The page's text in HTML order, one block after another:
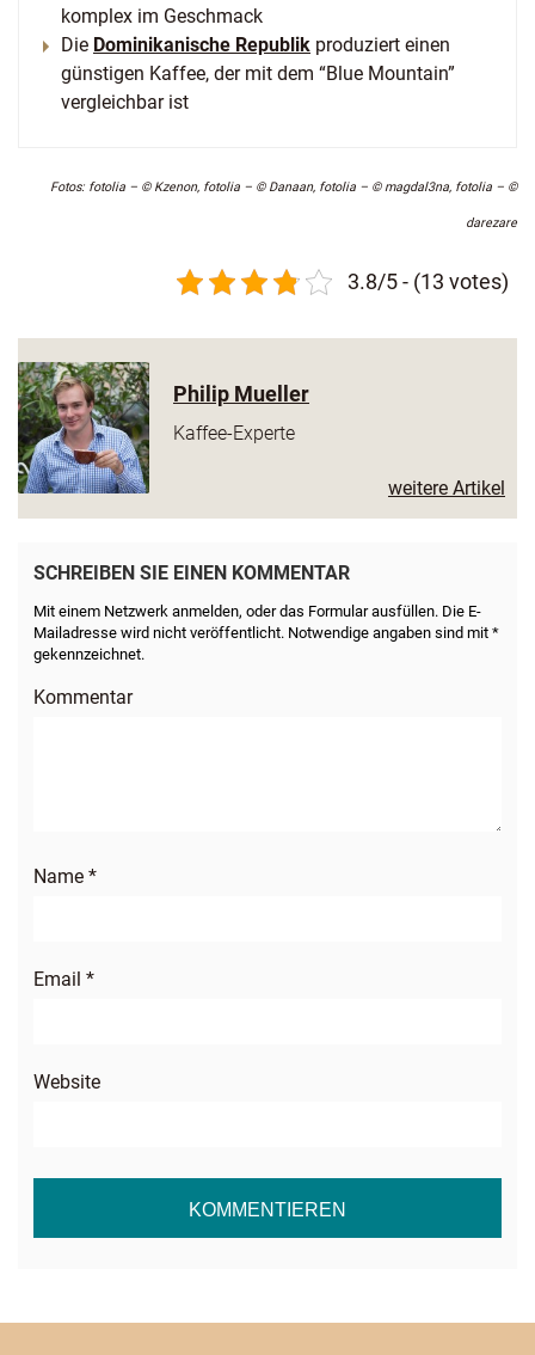
komplex im Geschmack
Die Dominikanische Republik produziert einen
günstigen Kaffee, der mit dem “Blue Mountain”
vergleichbar ist
Fotos: fotolia – © Kzenon, fotolia – © Danaan, fotolia – © magdal3na, fotolia – ©
darezare
3.8/5 - (13 votes)
Philip Mueller
Kaffee-Experte
weitere Artikel
SCHREIBEN SIE EINEN KOMMENTAR
Mit einem Netzwerk anmelden, oder das Formular ausfüllen. Die E-
Mailadresse wird nicht veröffentlicht. Notwendige angaben sind mit *
gekennzeichnet.
Kommentar
Name *
Email *
Website